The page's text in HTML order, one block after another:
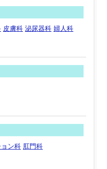
皮膚科 泌尿器科 婦人科
ン科 肛門科